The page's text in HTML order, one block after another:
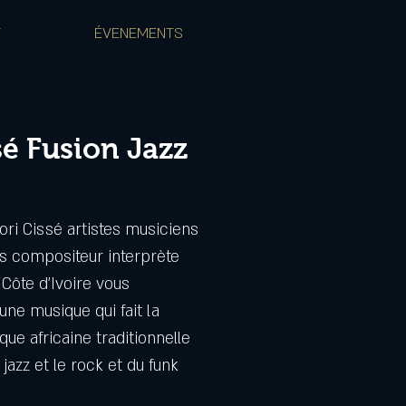
ÉVENEMENTS
Fusion Jazz
Cissé artistes musiciens
compositeur interprète
d’Ivoire vous
musique qui fait la
africaine traditionnelle
et le rock et du funk